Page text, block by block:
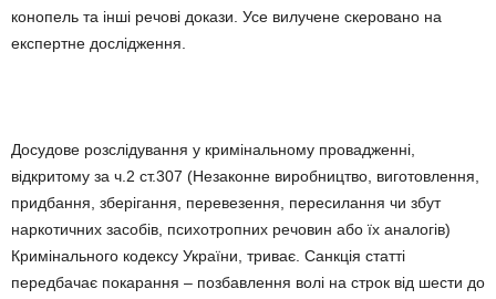
конопель та інші речові докази. Усе вилучене скеровано на
експертне дослідження.
Досудове розслідування у кримінальному провадженні,
відкритому за ч.2 ст.307 (Незаконне виробництво, виготовлення,
придбання, зберігання, перевезення, пересилання чи збут
наркотичних засобів, психотропних речовин або їх аналогів)
Кримінального кодексу України, триває. Санкція статті
передбачає покарання – позбавлення волі на строк від шести до